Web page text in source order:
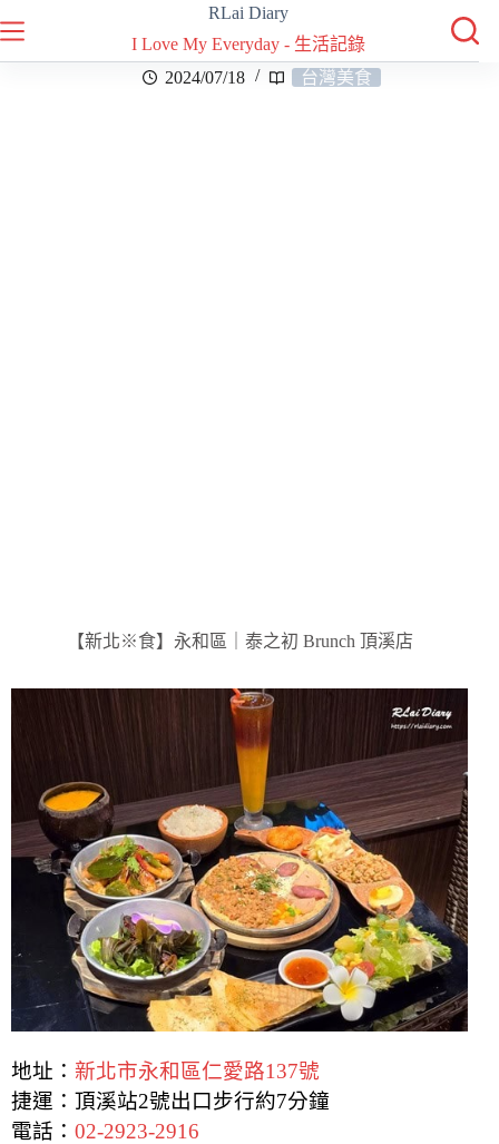
RLai Diary
I Love My Everyday - 生活記錄
2024/07/18
台灣美食
【新北※食】永和區｜泰之初 Brunch 頂溪店
地址： 新北市永和區仁愛路137號
捷運：頂溪站2號出口步行約7分鐘
電話： 02-2923-2916